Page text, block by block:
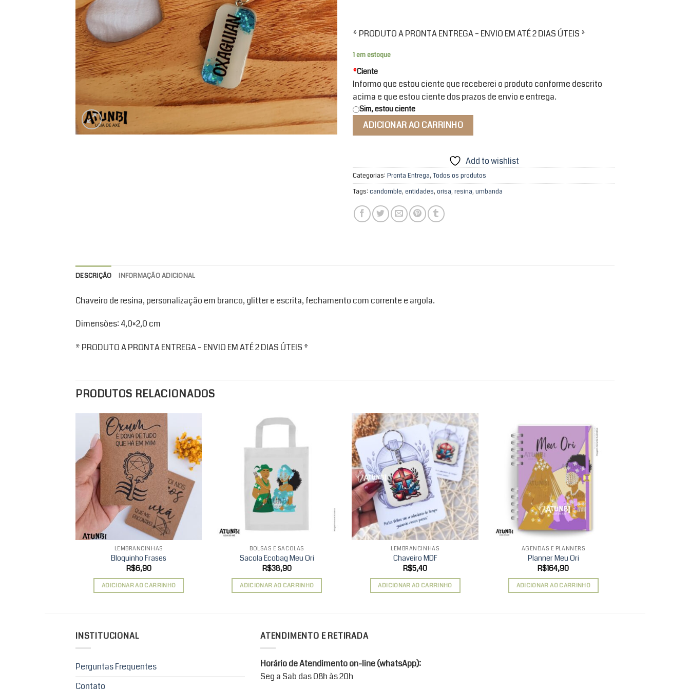
* PRODUTO A PRONTA ENTREGA – ENVIO EM ATÉ 2 DIAS ÚTEIS *
1 em estoque
*Ciente
Informo que estou ciente que receberei o produto conforme descrito
acima e que estou ciente dos prazos de envio e entrega.
Sim, estou ciente
ADICIONAR AO CARRINHO
Add to wishlist
Categorias: Pronta Entrega, Todos os produtos
Tags: candomble, entidades, orisa, resina, umbanda
DESCRIÇÃO INFORMAÇÃO ADICIONAL
Chaveiro de resina, personalização em branco, glitter e escrita, fechamento com corrente e argola.
Dimensões: 4,0×2,0 cm
* PRODUTO A PRONTA ENTREGA – ENVIO EM ATÉ 2 DIAS ÚTEIS *
PRODUTOS RELACIONADOS
Add to
wishlist
LEMBRANCINHAS
Bloquinho Frases
R$6,90
ADICIONAR AO CARRINHO
BOLSAS E SACOLAS
Sacola Ecobag Meu Ori
R$38,90
ADICIONAR AO CARRINHO
Add to
wishlist
LEMBRANCINHAS
Chaveiro MDF
R$5,40
ADICIONAR AO CARRINHO
Add to
wishlist
AGENDAS E PLANNERS
Planner Meu Ori
R$164,90
ADICIONAR AO CARRINHO
INSTITUCIONAL
Perguntas Frequentes
Contato
ATENDIMENTO E RETIRADA
Horário de Atendimento on-line (whatsApp):
Seg a Sab das 08h às 20h